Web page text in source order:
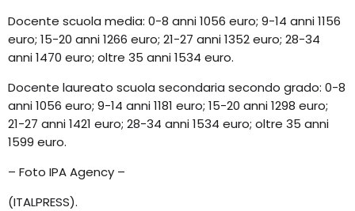
Docente scuola media: 0-8 anni 1056 euro; 9-14 anni 1156
euro; 15-20 anni 1266 euro; 21-27 anni 1352 euro; 28-34
anni 1470 euro; oltre 35 anni 1534 euro.
Docente laureato scuola secondaria secondo grado: 0-8
anni 1056 euro; 9-14 anni 1181 euro; 15-20 anni 1298 euro;
21-27 anni 1421 euro; 28-34 anni 1534 euro; oltre 35 anni
1599 euro.
– Foto IPA Agency –
(ITALPRESS).